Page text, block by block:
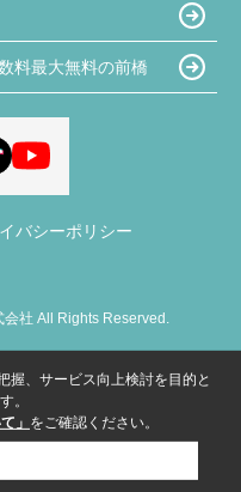
料最大無料の前橋
バシーポリシー
社 All Rights Reserved.
握、サービス向上検討を目的と
。
」 をご確認ください。